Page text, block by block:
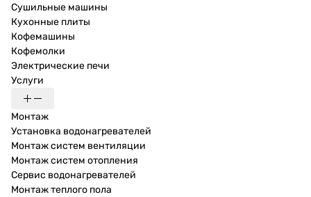
Сушильные машины
Кухонные плиты
Кофемашины
Кофемолки
Электрические печи
Услуги
Монтаж
Установка водонагревателей
Монтаж систем вентиляции
Монтаж систем отопления
Сервис водонагревателей
Монтаж теплого пола